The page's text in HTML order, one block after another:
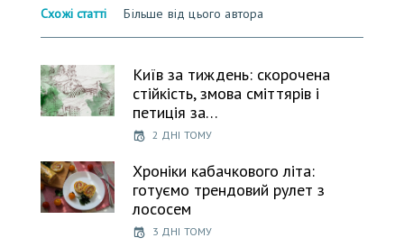
Схожі статті Більше від цього автора
Київ за тиждень: скорочена
стійкість, змова сміттярів і
петиція за…
2 ДНІ ТОМУ
Хроніки кабачкового літа:
готуємо трендовий рулет з
лососем
3 ДНІ ТОМУ